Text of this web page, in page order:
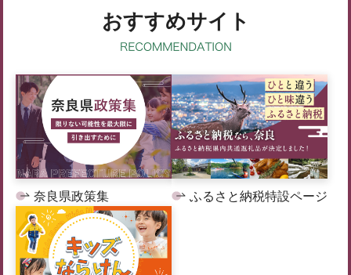
おすすめサイト
奈良県政策集 ふるさと納税特設ページ